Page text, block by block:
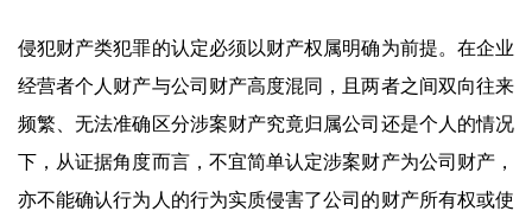
侵犯财产类犯罪的认定必须以财产权属明确为前提。在企业
经营者个人财产与公司财产高度混同，且两者之间双向往来
频繁、无法准确区分涉案财产究竟归属公司还是个人的情况
下，从证据角度而言，不宜简单认定涉案财产为公司财产，
亦不能确认行为人的行为实质侵害了公司的财产所有权或使